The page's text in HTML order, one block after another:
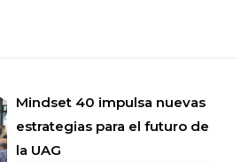
Mindset 40 impulsa nuevas
estrategias para el futuro de
la UAG